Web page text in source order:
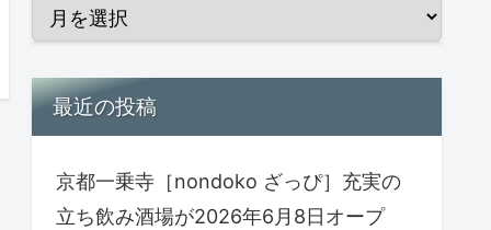
最近の投稿
京都一乗寺［nondoko ざっぴ］充実の
立ち飲み酒場が2026年6月8日オープ